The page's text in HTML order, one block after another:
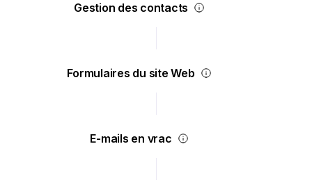
Gestion des contacts
Formulaires du site Web
E-mails en vrac